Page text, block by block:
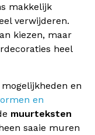
makkelijk
verwijderen.
kiezen, maar
heel
en
en
muurteksten
saaie muren